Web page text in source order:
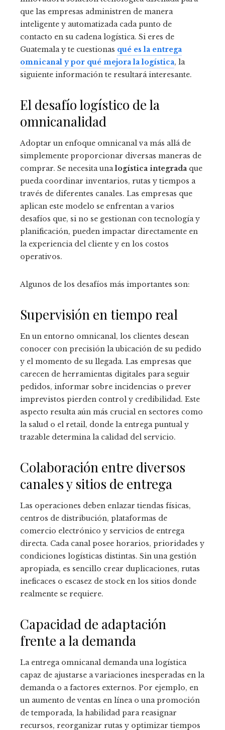
que las empresas administren de manera
inteligente y automatizada cada punto de
contacto en su cadena logística. Si eres de
Guatemala y te cuestionas qué es la entrega
omnicanal y por qué mejora la logística, la
siguiente información te resultará interesante.
El desafío logístico de la
omnicanalidad
Adoptar un enfoque omnicanal va más allá de
simplemente proporcionar diversas maneras de
comprar. Se necesita unalogística integrada que
pueda coordinar inventarios, rutas y tiempos a
través de diferentes canales. Las empresas que
aplican este modelo se enfrentan a varios
desafíos que, si no se gestionan con tecnología y
planificación, pueden impactar directamente en
la experiencia del cliente y en los costos
operativos.
Algunos de los desafíos más importantes son:
Supervisión en tiempo real
En un entorno omnicanal, los clientes desean
conocer con precisión la ubicación de su pedido
y el momento de su llegada. Las empresas que
carecen de herramientas digitales para seguir
pedidos, informar sobre incidencias o prever
imprevistos pierden control y credibilidad. Este
aspecto resulta aún más crucial en sectores como
la salud o el retail, donde la entrega puntual y
trazable determina la calidad del servicio.
Colaboración entre diversos
canales y sitios de entrega
Las operaciones deben enlazar tiendas físicas,
centros de distribución, plataformas de
comercio electrónico y servicios de entrega
directa. Cada canal posee horarios, prioridades y
condiciones logísticas distintas. Sin una gestión
apropiada, es sencillo crear duplicaciones, rutas
ineficaces o escasez de stock en los sitios donde
realmente se requiere.
Capacidad de adaptación
frente a la demanda
La entrega omnicanal demanda una logística
capaz de ajustarse a variaciones inesperadas en la
demanda o a factores externos. Por ejemplo, en
un aumento de ventas en línea o una promoción
de temporada, la habilidad para reasignar
recursos, reorganizar rutas y optimizar tiempos